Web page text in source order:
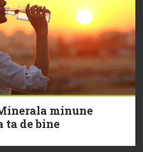
minune
ta de bine